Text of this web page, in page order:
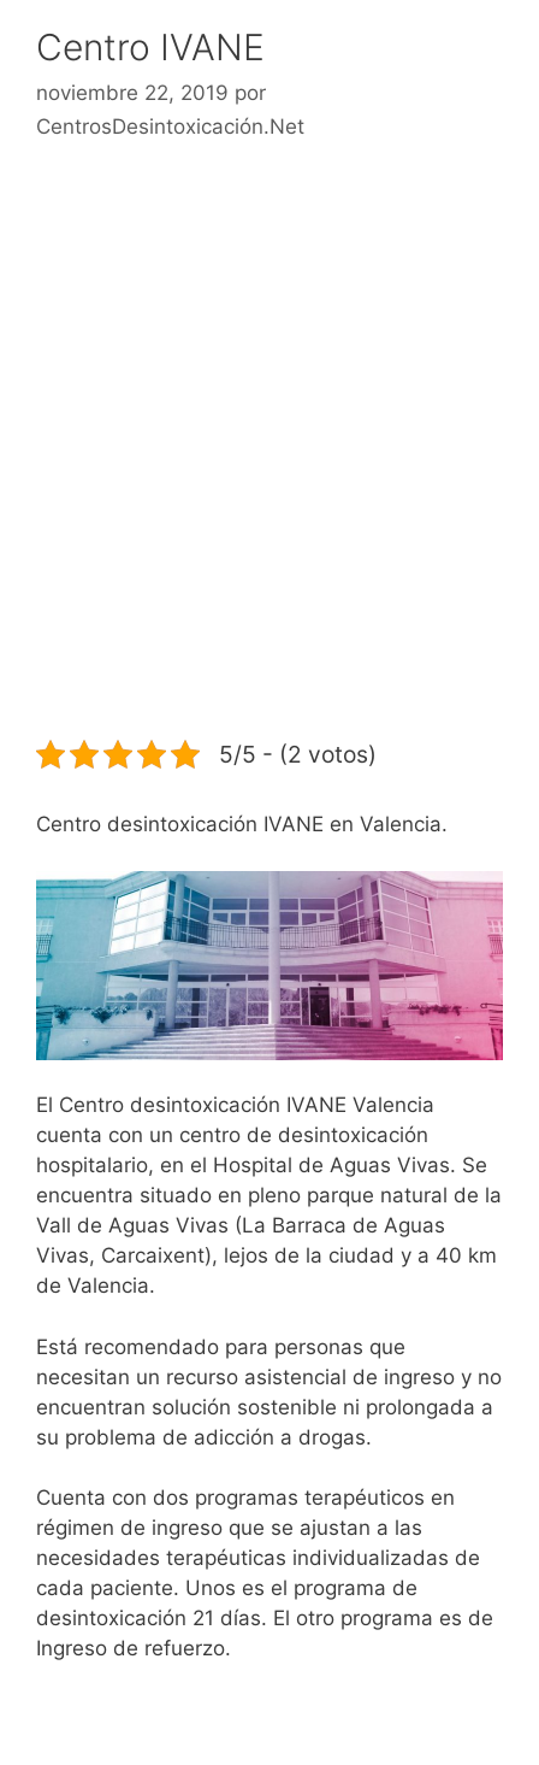
Centro IVANE
noviembre 22, 2019 por
CentrosDesintoxicación.Net
5/5 - (2 votos)
Centro desintoxicación IVANE en Valencia.
El Centro desintoxicación IVANE Valencia
cuenta con un centro de desintoxicación
hospitalario, en el Hospital de Aguas Vivas. Se
encuentra situado en pleno parque natural de la
Vall de Aguas Vivas (La Barraca de Aguas
Vivas, Carcaixent), lejos de la ciudad y a 40 km
de Valencia.
Está recomendado para personas que
necesitan un recurso asistencial de ingreso y no
encuentran solución sostenible ni prolongada a
su problema de adicción a drogas.
Cuenta con dos programas terapéuticos en
régimen de ingreso que se ajustan a las
necesidades terapéuticas individualizadas de
cada paciente. Unos es el programa de
desintoxicación 21 días. El otro programa es de
Ingreso de refuerzo.